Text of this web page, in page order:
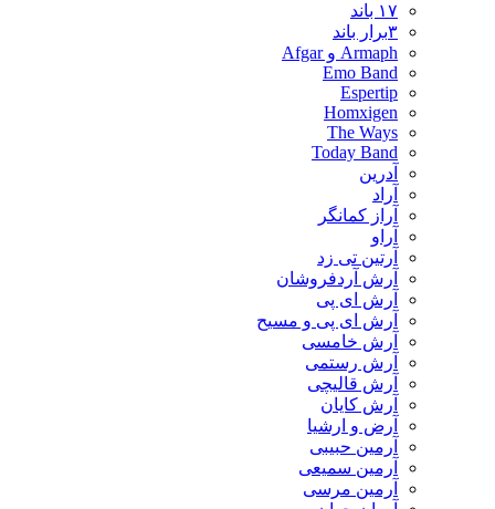
۱۷ باند
۳برار باند
Armaph و Afgar
Emo Band
Espertip
Homxigen
The Ways
Today Band
آدرین
آراد
آراز کمانگر
آراو
آرتین تی زد
آرش آردفروشان
آرش ای پی
آرش ای پی و مسیح
آرش خامسی
آرش رستمی
آرش قالیچی
آرش کایان
​آرض و ارشیا
آرمین حبیبی
آرمین سمیعی
آرمین مرسی